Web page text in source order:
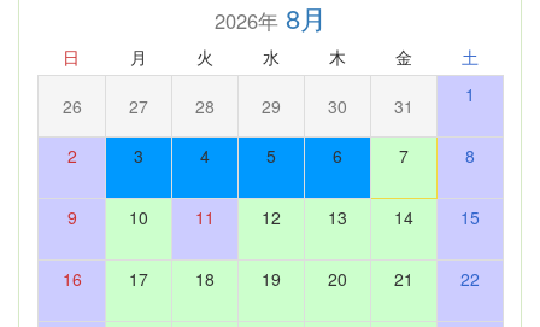
2026年8月
日 月 火 水 木 金 土
26 27 28 29 30 31 1
2 3 4 5 6 7 8
9 10 11 12 13 14 15
16 17 18 19 20 21 22